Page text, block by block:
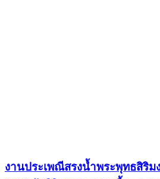
งานประเพณีสรงน้ำพระพุทธสิริ